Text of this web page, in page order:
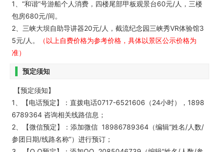
1、“和谐”号游船个人消费，四楼尾部甲板观景台60元/人，三楼
包房680元/间。
2、三峡大坝自助导讲器20元/人，截流纪念园三峡秀VR体验馆3
5元/人。
（以上自费价格为参考价格，具体以景区公示价格为
准）
预定须知
【预定须知】
1、【电话预定】：直拨电话0717-6521606（24小时），1898
6789364 咨询相关线路信息；
2、【微信预定】：添加微信 18986789364（编辑“姓名/人数/
参团日期/线路名称”）进行预订；